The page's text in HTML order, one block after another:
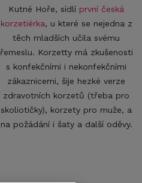
Kutné Hoře, sídlí první česká
korzetiérka, u které se nejedna z
těch mladších učila svému
řemeslu. Korzetty má zkušenosti
s konfekčními i nekonfekčními
zákaznicemi, šije hezké verze
zdravotních korzetů (třeba pro
skoliotičky), korzety pro muže, a
na požádání i šaty a další oděvy.